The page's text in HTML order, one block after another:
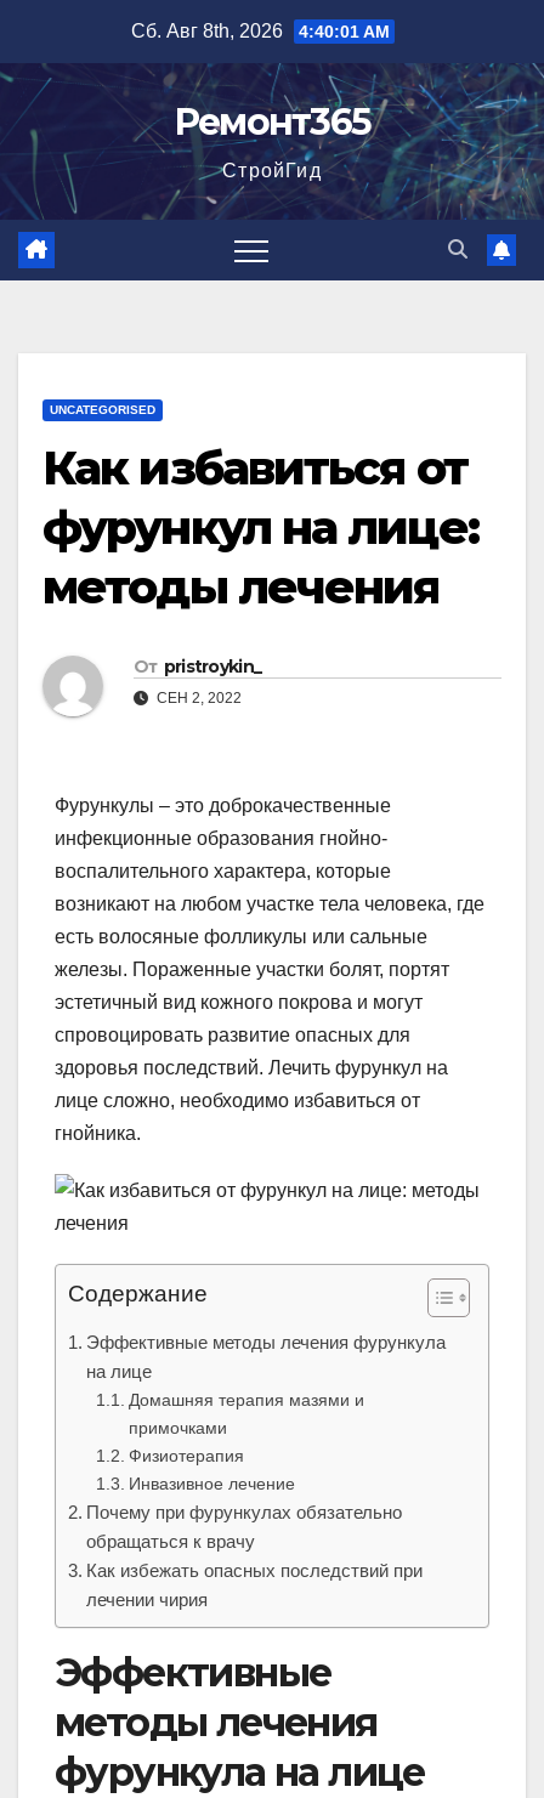
содержимому
Сб. Авг 8th, 2026 4:40:02 AM
Ремонт365
СтройГид
UNCATEGORISED
Как избавиться от
фурункул на лице:
методы лечения
От pristroykin_
СЕН 2, 2022
Фурункулы – это доброкачественные
инфекционные образования гнойно-
воспалительного характера, которые
возникают на любом участке тела человека, где
есть волосяные фолликулы или сальные
железы. Пораженные участки болят, портят
эстетичный вид кожного покрова и могут
спровоцировать развитие опасных для
здоровья последствий. Лечить фурункул на
лице сложно, необходимо избавиться от
гнойника.
Содержание
Эффективные методы лечения фурункула
на лице
Домашняя терапия мазями и
примочками
Физиотерапия
Инвазивное лечение
Почему при фурункулах обязательно
обращаться к врачу
Как избежать опасных последствий при
лечении чирия
Эффективные
методы лечения
фурункула на лице